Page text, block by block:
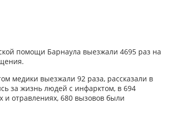
помощи Барнаула выезжали 4695 раз на
медики выезжали 92 раза, рассказали в
за жизнь людей с инфарктом, в 694
отравлениях, 680 вызовов были